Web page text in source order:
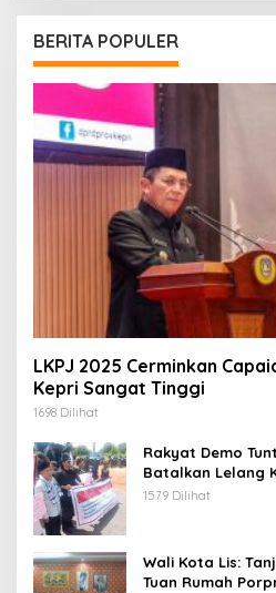
BERITA POPULER
LKPJ 2025 Cerminkan
Kepri Sangat Tinggi
1698 Dilihat
Rakyat Demo
Batalkan Lelang
1579 Dilihat
Wali Kota Lis:
Tuan Rumah